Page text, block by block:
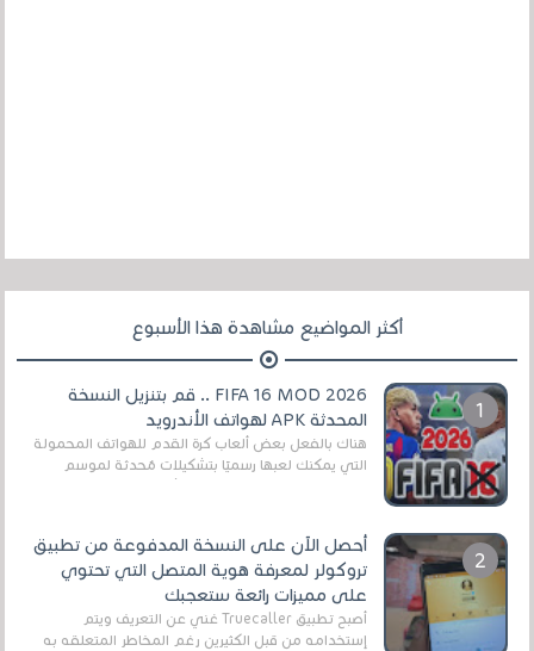
أكثر المواضيع مشاهدة هذا الأسبوع
FIFA 16 MOD 2026 .. قم بتنزيل النسخة
المحدثة APK لهواتف الأندرويد
هناك بالفعل بعض ألعاب كرة القدم للهواتف المحمولة
التي يمكنك لعبها رسميًا بتشكيلات مُحدثة لموسم
أحصل الآن على النسخة المدفوعة من تطبيق
تروكولر لمعرفة هوية المتصل التي تحتوي
على مميزات رائعة ستعجبك
أصبح تطبيق Truecaller غني عن التعريف ويتم
إستخدامه من قبل الكثيرين رغم المخاطر المتعلقه به